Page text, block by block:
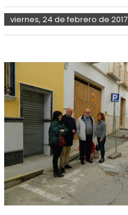
viernes, 24 de febrero de 2017